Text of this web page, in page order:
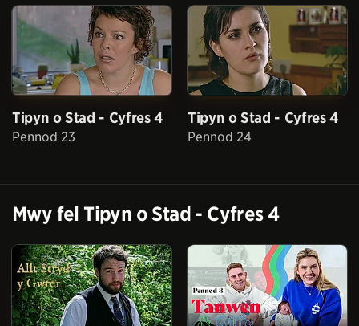
Tipyn o Stad - Cyfres 4
Pennod 23
Tipyn o Stad - Cyfres 4
Pennod 24
Mwy fel Tipyn o Stad - Cyfres 4